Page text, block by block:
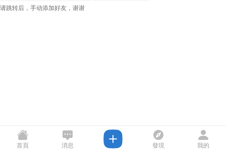
请跳转后，手动添加好友，谢谢
首頁 消息 發現 我的